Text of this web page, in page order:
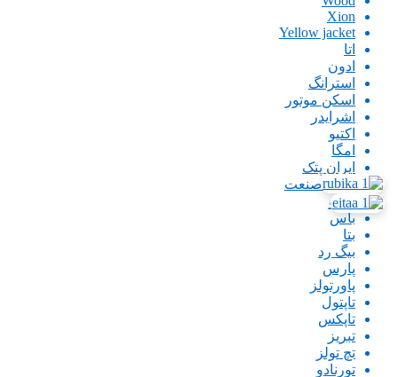
Xion
Yellow jacket
اتا
ادون
استرانگ
اسکن موتور
اشرایدر
اکتیو
امگا
ایران پتک
ایران صنعت
اینگو
باس
بتا
بیگ رد
پارس
پاورتولز
تاپتول
تاپکس
تبریز
تچ تولز
تورنادو